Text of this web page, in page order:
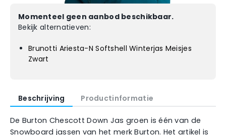
Momenteel geen aanbod beschikbaar.
Bekijk alternatieven:
Brunotti Ariesta-N Softshell Winterjas Meisjes
Zwart
Beschrijving Productinformatie
De Burton Chescott Down Jas groen is één van de
Snowboard jassen van het merk Burton. Het artikel is